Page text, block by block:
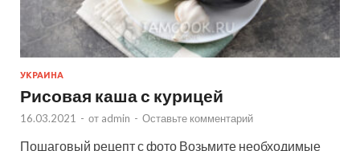
УКРАИНА
Рисовая каша с курицей
16.03.2021 - от admin - Оставьте комментарий
Пошаговый рецепт с фото Возьмите необходимые